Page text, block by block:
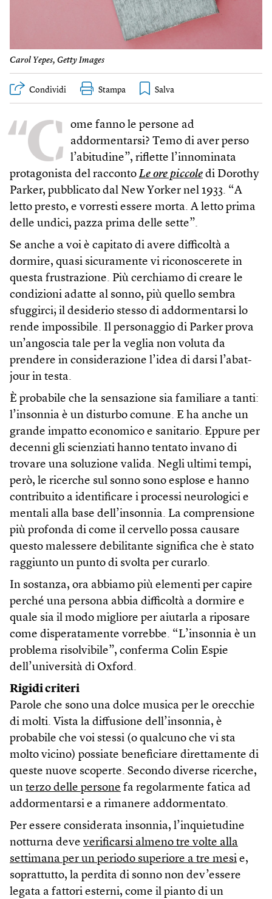
Carol Yepes, Getty Images
Condividi Stampa
“C
ome fanno le persone ad
addormentarsi? Temo di aver perso
l’abitudine”, riflette l’innominata
protagonista del racconto Le ore piccole di Dorothy
Parker, pubblicato dal New Yorker nel 1933. “A
letto presto, e vorresti essere morta. A letto prima
delle undici, pazza prima delle sette”.
Se anche a voi è capitato di avere difficoltà a
dormire, quasi sicuramente vi riconoscerete in
questa frustrazione. Più cerchiamo di creare le
condizioni adatte al sonno, più quello sembra
sfuggirci; il desiderio stesso di addormentarsi lo
rende impossibile. Il personaggio di Parker prova
un’angoscia tale per la veglia non voluta da
prendere in considerazione l’idea di darsi l’abat-
jour in testa.
È probabile che la sensazione sia familiare a tanti:
l’insonnia è un disturbo comune. E ha anche un
grande impatto economico e sanitario. Eppure per
decenni gli scienziati hanno tentato invano di
trovare una soluzione valida. Negli ultimi tempi,
però, le ricerche sul sonno sono esplose e hanno
contribuito a identificare i processi neurologici e
mentali alla base dell’insonnia. La comprensione
più profonda di come il cervello possa causare
questo malessere debilitante significa che è stato
raggiunto un punto di svolta per curarlo.
In sostanza, ora abbiamo più elementi per capire
perché una persona abbia difficoltà a dormire e
quale sia il modo migliore per aiutarla a riposare
come disperatamente vorrebbe. “L’insonnia è un
problema risolvibile”, conferma Colin Espie
dell’università di Oxford.
Rigidi criteri
Parole che sono una dolce musica per le orecchie
di molti. Vista la diffusione dell’insonnia, è
probabile che voi stessi (o qualcuno che vi sta
molto vicino) possiate beneficiare direttamente di
queste nuove scoperte. Secondo diverse ricerche,
un terzo delle persone fa regolarmente fatica ad
addormentarsi e a rimanere addormentato.
Per essere considerata insonnia, l’inquietudine
notturna deve verificarsi almeno tre volte alla
settimana per un periodo superiore a tre mesi e,
soprattutto, la perdita di sonno non dev’essere
legata a fattori esterni, come il pianto di un